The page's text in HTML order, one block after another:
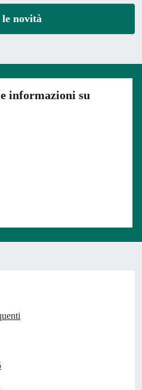
novità
informazioni su